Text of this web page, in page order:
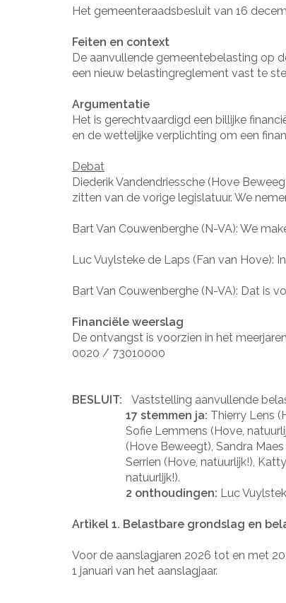
Het gemeenteraadsbesluit van 16
Feiten en context
De aanvullende gemeentebelasting op
een nieuw belastingreglement vast te
Argumentatie
Het is gerechtvaardigd een billijke
en de wettelijke verplichting om een
Debat
Diederik Vandendriessche (Hove
zitten van de vorige legislatuur. We
Bart Van Couwenberghe (N-VA): We
Luc Vuylsteke de Laps (Fan van Hove):
Bart Van Couwenberghe (N-VA): Dat is
Financiële weerslag
De ontvangst is voorzien in het
0020 / 73010000
BESLUIT:
Vaststelling aanvullende
17 stemmen ja: Thierry Lens
Sofie Lemmens (Hove,
(Hove Beweegt), Sandra
Serrien (Hove, natuurlijk!),
natuurlijk!).
2 onthoudingen: Luc
Artikel 1. Belastbare grondslag en
Voor de aanslagjaren 2026 tot en met
1 januari van het aanslagjaar.